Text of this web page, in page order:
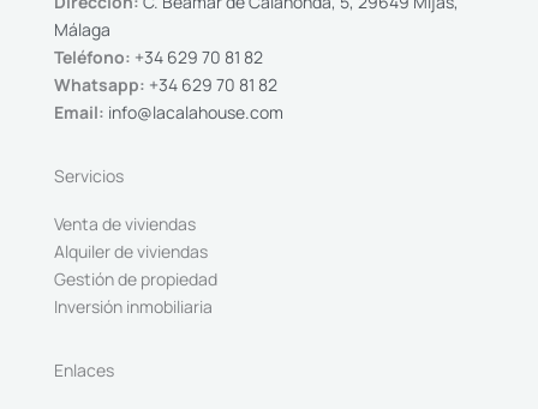
Málaga
Teléfono: +34 629 70 81 82
Whatsapp: +34 629 70 81 82
Email: info@lacalahouse.com
Servicios
Venta de viviendas
Alquiler de viviendas
Gestión de propiedad
Inversión inmobiliaria
Enlaces